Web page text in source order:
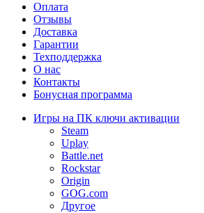
Оплата
Отзывы
Доставка
Гарантии
Техподдержка
О нас
Контакты
Бонусная программа
Игры на ПК ключи активации
Steam
Uplay
Battle.net
Rockstar
Origin
GOG.com
Другое